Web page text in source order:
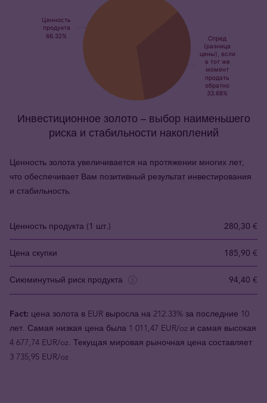
Инвестиционное золото – выбор наименьшего
риска и стабильности накоплений
Ценность золота увеличивается на протяжении многих лет,
что обеспечивает Вам позитивный результат инвестирования
и стабильность.
Ценность продукта (1 шт.) 280,30 €
Цена скупки 185,90 €
Сиюминутный риск продукта 94,40 €
Fact: цена золота в EUR выросла на 212.33% за последние 10
лет. Самая низкая цена была 1 011,47 EUR/oz и самая высокая
4 677,74 EUR/oz. Текущая мировая рыночная цена составляет
3 735,95 EUR/oz